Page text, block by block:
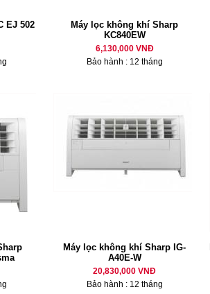
EJ 502
Máy lọc không khí Sharp
KC840EW
6,130,000 VNĐ
Bảo hành : 12 tháng
Máy lọc không khí Sharp IG-
A40E-W
20,830,000 VNĐ
Bảo hành : 12 tháng